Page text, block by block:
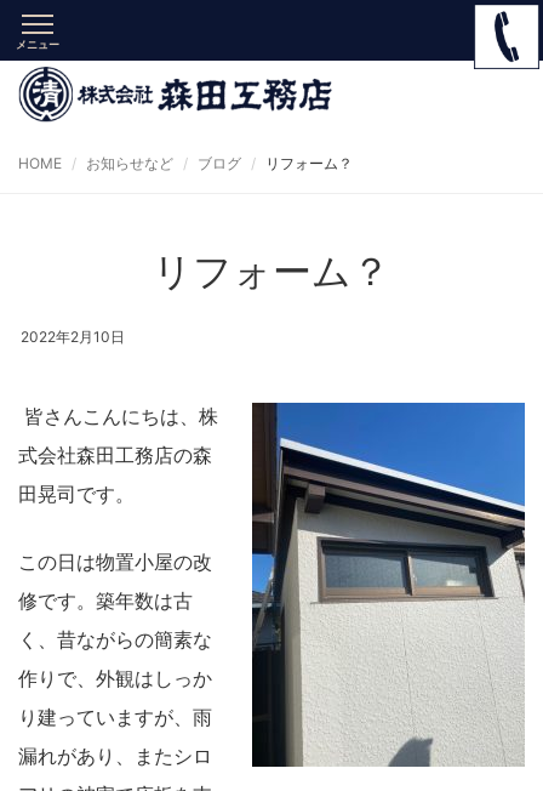
メニュー
HOME お知らせなど ブログ リフォーム？
リフォーム？
2022年2月10日
皆さんこんにちは、株
式会社森田工務店の森
田晃司です。
この日は物置小屋の改
修です。築年数は古
く、昔ながらの簡素な
作りで、外観はしっか
り建っていますが、雨
漏れがあり、またシロ